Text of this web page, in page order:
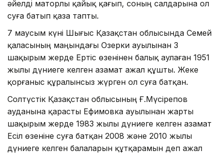
әйелді маторлы қайық қағып, соның салдарына ол
суға батып қаза тапты.
7 маусым күні Шығыс Қазақстан облысында Семей
қаласының маңындағы Озерки ауылынан 3
шақырым жерде Ертіс өзенінен балық аулаған 1951
жылы дүниеге келген азамат ажал құшты. Жеке
қорғаныс құралынсыз жүрген ол суға батқан.
Солтүстік Қазақстан облысының Ғ.Мүсірепов
ауданына қарасты Ефимовка ауылынан жарты
шақырым жерде 1983 жылы дүниеге келген азамат
Есіл өзеніне суға батқан 2008 және 2010 жылы
дүниеге келген балаларын құтқарамын деп ажал